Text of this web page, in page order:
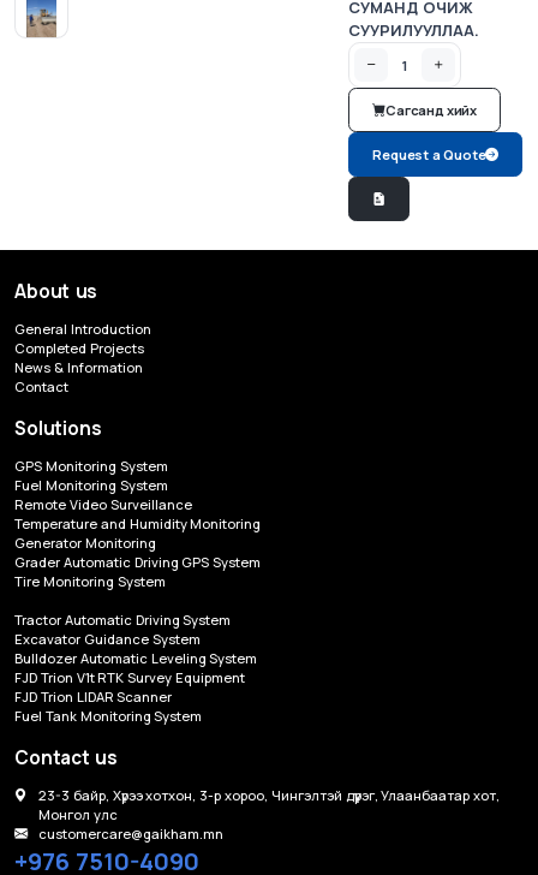
СУМАНД ОЧИЖ
СУУРИЛУУЛЛАА.
Сагсанд хийх
Request a Quote
About us
General Introduction
Completed Projects
News & Information
Contact
Solutions
GPS Monitoring System
Fuel Monitoring System
Remote Video Surveillance
Temperature and Humidity Monitoring
Generator Monitoring
Grader Automatic Driving GPS System
Tire Monitoring System
Tractor Automatic Driving System
Excavator Guidance System
Bulldozer Automatic Leveling System
FJD Trion V1t RTK Survey Equipment
FJD Trion LIDAR Scanner
Fuel Tank Monitoring System
Contact us
23-3 байр, Хүрээ хотхон, 3-р хороо, Чингэлтэй дүүрэг, Улаанбаатар хот,
Монгол улс
customercare@gaikham.mn
+976 7510-4090